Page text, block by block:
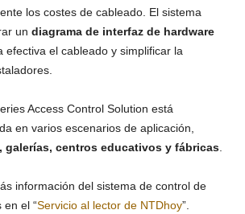
los costes de cableado. El sistema
un diagrama de interfaz de hardware
efectiva el cableado y simplificar la
Access Control Solution está
en varios escenarios de aplicación,
galerías, centros educativos y fábricas
información del sistema de control de
en el “Servicio al lector de NTDhoy”.